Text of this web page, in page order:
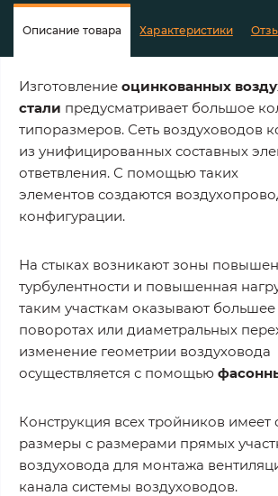
Описание товара Характеристики
Изготовление оцинкованных
стали предусматривает большое
типоразмеров. Сеть воздуховодов
из унифицированных составных
ответвления. С помощью таких
элементов создаются
конфигурации.
На стыках возникают зоны
турбулентности и повышенная
таким участкам оказывают
поворотах или диаметральных
изменение геометрии воздуховода
осуществляется с помощью
Конструкция всех тройников
размеры с размерами прямых
воздуховода для монтажа
канала системы воздуховодов.